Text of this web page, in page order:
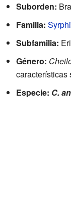
Suborden:
Familia:
Subfamilia:
Género:
características
Especie: C.